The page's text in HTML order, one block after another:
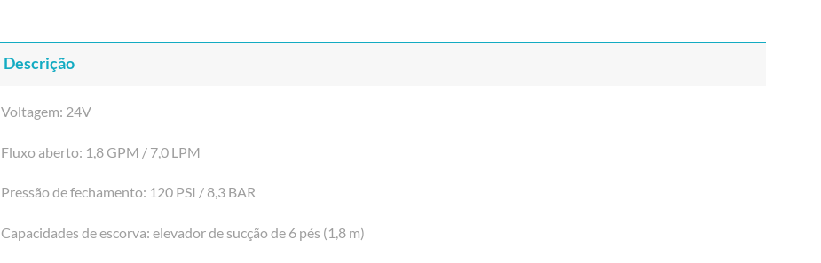
Descrição
Voltagem: 24V
Fluxo aberto: 1,8 GPM / 7,0 LPM
Pressão de fechamento: 120 PSI / 8,3 BAR
Capacidades de escorva: elevador de sucção de 6 pés (1,8 m)